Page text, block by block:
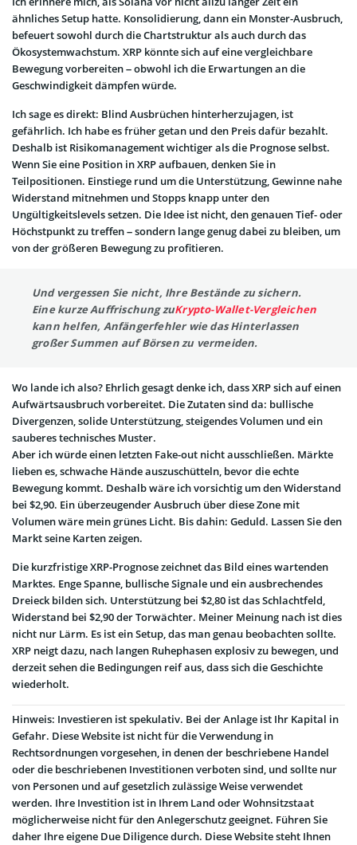
ähnliches Setup hatte. Konsolidierung, dann ein Monster-Ausbruch,
befeuert sowohl durch die Chartstruktur als auch durch das
Ökosystemwachstum. XRP könnte sich auf eine vergleichbare
Bewegung vorbereiten – obwohl ich die Erwartungen an die
Geschwindigkeit dämpfen würde.
Ich sage es direkt: Blind Ausbrüchen hinterherzujagen, ist
gefährlich. Ich habe es früher getan und den Preis dafür bezahlt.
Deshalb ist Risikomanagement wichtiger als die Prognose selbst.
Wenn Sie eine Position in XRP aufbauen, denken Sie in
Teilpositionen. Einstiege rund um die Unterstützung, Gewinne nahe
Widerstand mitnehmen und Stopps knapp unter den
Ungültigkeitslevels setzen. Die Idee ist nicht, den genauen Tief- oder
Höchstpunkt zu treffen – sondern lange genug dabei zu bleiben, um
von der größeren Bewegung zu profitieren.
Und vergessen Sie nicht, Ihre Bestände zu sichern.
Eine kurze Auffrischung zuKrypto-Wallet-Vergleichen
kann helfen, Anfängerfehler wie das Hinterlassen
großer Summen auf Börsen zu vermeiden.
Wo lande ich also? Ehrlich gesagt denke ich, dass XRP sich auf einen
Aufwärtsausbruch vorbereitet. Die Zutaten sind da: bullische
Divergenzen, solide Unterstützung, steigendes Volumen und ein
sauberes technisches Muster.
Aber ich würde einen letzten Fake-out nicht ausschließen. Märkte
lieben es, schwache Hände auszuschütteln, bevor die echte
Bewegung kommt. Deshalb wäre ich vorsichtig um den Widerstand
bei $2,90. Ein überzeugender Ausbruch über diese Zone mit
Volumen wäre mein grünes Licht. Bis dahin: Geduld. Lassen Sie den
Markt seine Karten zeigen.
Die kurzfristige XRP-Prognose zeichnet das Bild eines wartenden
Marktes. Enge Spanne, bullische Signale und ein ausbrechendes
Dreieck bilden sich. Unterstützung bei $2,80 ist das Schlachtfeld,
Widerstand bei $2,90 der Torwächter. Meiner Meinung nach ist dies
nicht nur Lärm. Es ist ein Setup, das man genau beobachten sollte.
XRP neigt dazu, nach langen Ruhephasen explosiv zu bewegen, und
derzeit sehen die Bedingungen reif aus, dass sich die Geschichte
wiederholt.
Hinweis: Investieren ist spekulativ. Bei der Anlage ist Ihr Kapital in
Gefahr. Diese Website ist nicht für die Verwendung in
Rechtsordnungen vorgesehen, in denen der beschriebene Handel
oder die beschriebenen Investitionen verboten sind, und sollte nur
von Personen und auf gesetzlich zulässige Weise verwendet
werden. Ihre Investition ist in Ihrem Land oder Wohnsitzstaat
möglicherweise nicht für den Anlegerschutz geeignet. Führen Sie
daher Ihre eigene Due Diligence durch. Diese Website steht Ihnen